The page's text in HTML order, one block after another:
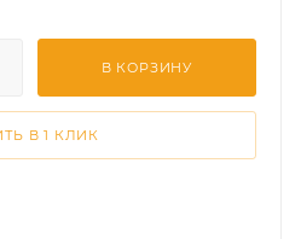
В КОРЗИНУ
В 1 КЛИК